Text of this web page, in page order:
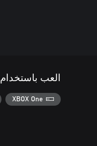
العب باستخدام
XBOX One